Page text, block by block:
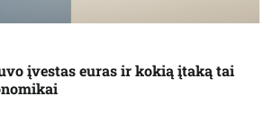
įvestas euras ir kokią įtaką tai